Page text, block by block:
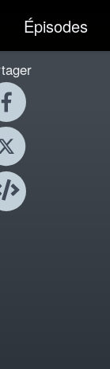
Épisodes